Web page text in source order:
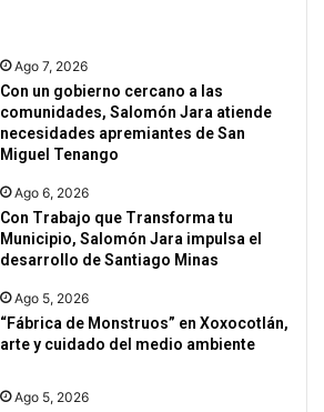
Ago 7, 2026
Con un gobierno cercano a las
comunidades, Salomón Jara atiende
necesidades apremiantes de San
Miguel Tenango
Ago 6, 2026
Con Trabajo que Transforma tu
Municipio, Salomón Jara impulsa el
desarrollo de Santiago Minas
Ago 5, 2026
“Fábrica de Monstruos” en Xoxocotlán,
arte y cuidado del medio ambiente
Ago 5, 2026